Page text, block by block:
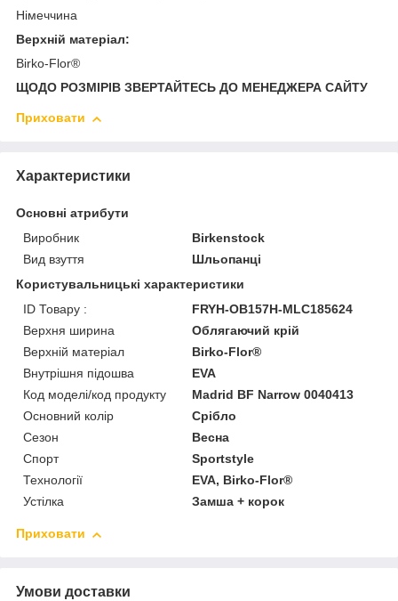
Німеччина
Верхній матеріал:
Birko-Flor®
ЩОДО РОЗМІРІВ ЗВЕРТАЙТЕСЬ ДО МЕНЕДЖЕРА САЙТУ
Приховати
Характеристики
Основні атрибути
Виробник
Birkenstock
Вид взуття
Шльопанці
Користувальницькі характеристики
ID Товару :
FRYH-OB157H-MLC185624
Верхня ширина
Облягаючий крій
Верхній матеріал
Birko-Flor®
Внутрішня підошва
EVA
Код моделі/код продукту
Madrid BF Narrow 0040413
Основний колір
Срібло
Сезон
Весна
Спорт
Sportstyle
Технології
EVA, Birko-Flor®
Устілка
Замша + корок
Приховати
Умови доставки